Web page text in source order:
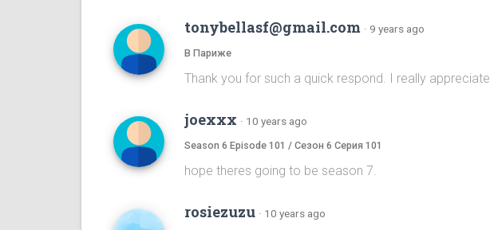
tonybellasf@gmail.com · 9 years ago
В Париже
Thank you for such a quick respond. I really appreciate.
joexxx · 10 years ago
Season 6 Episode 101 / Сезон 6 Серия 101
hope theres going to be season 7.
rosiezuzu · 10 years ago